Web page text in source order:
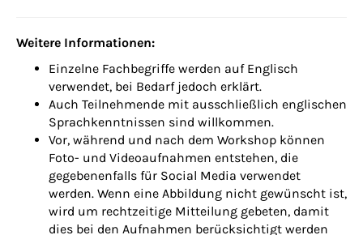
Weitere Informationen:
Einzelne Fachbegriffe werden auf Englisch
verwendet, bei Bedarf jedoch erklärt.
Auch Teilnehmende mit ausschließlich englischen
Sprachkenntnissen sind willkommen.
Vor, während und nach dem Workshop können
Foto- und Videoaufnahmen entstehen, die
gegebenenfalls für Social Media verwendet
werden. Wenn eine Abbildung nicht gewünscht ist,
wird um rechtzeitige Mitteilung gebeten, damit
dies bei den Aufnahmen berücksichtigt werden